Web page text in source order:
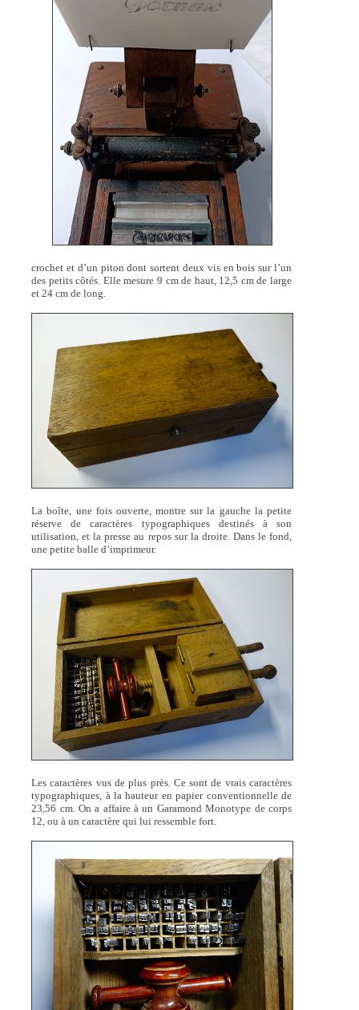
crochet et d’un piton dont sortent deux vis en bois sur l’un
des petits côtés. Elle mesure 9 cm de haut, 12,5 cm de large
et 24 cm de long.
La boîte, une fois ouverte, montre sur la gauche la petite
réserve de caractères typographiques destinés à son
utilisation, et la presse au repos sur la droite. Dans le fond,
une petite balle d’imprimeur.
Les caractères vus de plus près. Ce sont de vrais caractères
typographiques, à la hauteur en papier conventionnelle de
23,56 cm. On a affaire à un Garamond Monotype de corps
12, ou à un caractère qui lui ressemble fort.